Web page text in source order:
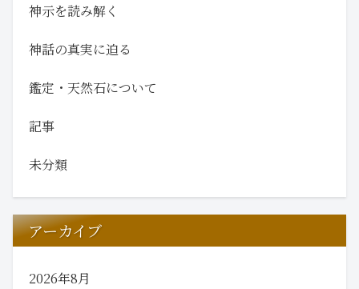
神示を読み解く
神話の真実に迫る
鑑定・天然石について
記事
未分類
アーカイブ
2026年8月